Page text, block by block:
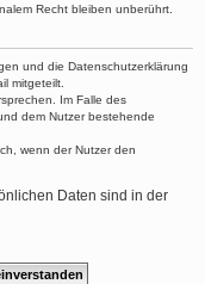
Recht bleiben unberührt.
und die Datenschutzerklärung
mitgeteilt.
Im Falle des
dem Nutzer bestehende
wenn der Nutzer den
Daten sind in der